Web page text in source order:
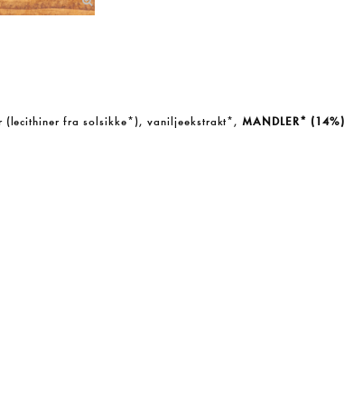
(lecithiner fra solsikke*), vaniljeekstrakt*,MANDLER* (14%)